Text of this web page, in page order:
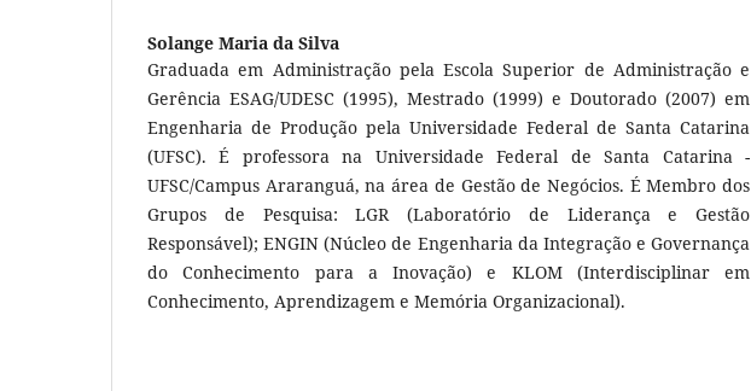
Solange Maria da Silva
Graduada em Administração pela Escola Superior de Administração e
Gerência ESAG/UDESC (1995), Mestrado (1999) e Doutorado (2007) em
Engenharia de Produção pela Universidade Federal de Santa Catarina
(UFSC). É professora na Universidade Federal de Santa Catarina -
UFSC/Campus Araranguá, na área de Gestão de Negócios. É Membro dos
Grupos de Pesquisa: LGR (Laboratório de Liderança e Gestão
Responsável); ENGIN (Núcleo de Engenharia da Integração e Governança
do Conhecimento para a Inovação) e KLOM (Interdisciplinar em
Conhecimento, Aprendizagem e Memória Organizacional).